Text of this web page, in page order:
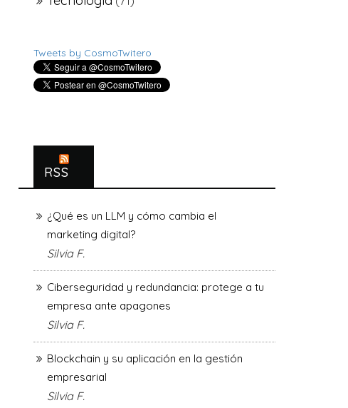
Tweets by CosmoTwitero
RSS
¿Qué es un LLM y cómo cambia el
marketing digital?
Silvia F.
Ciberseguridad y redundancia: protege a tu
empresa ante apagones
Silvia F.
Blockchain y su aplicación en la gestión
empresarial
Silvia F.